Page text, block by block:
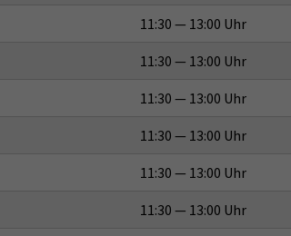
11:30 — 13:00 Uhr
11:30 — 13:00 Uhr
11:30 — 13:00 Uhr
11:30 — 13:00 Uhr
11:30 — 13:00 Uhr
11:30 — 13:00 Uhr